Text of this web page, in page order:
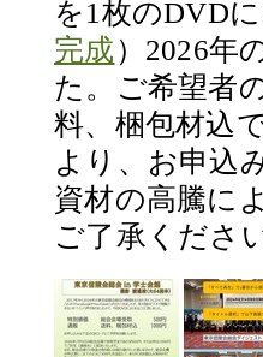
を1枚のDVD
完成 ）2026年
た。ご希望者
料、梱包材込
より、お申込
資材の高騰に
ご了承くださ